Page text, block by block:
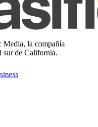
Media, la compañía
sur de California.